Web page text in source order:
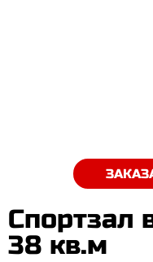
Спортзал
38 кв.м